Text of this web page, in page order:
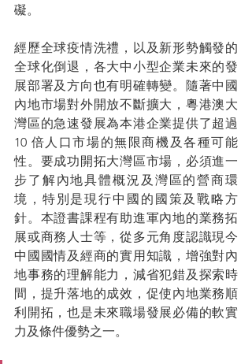
礙。
經歷全球疫情洗禮，以及新形勢觸發的
全球化倒退，各大中小型企業未來的發
展部署及方向也有明確轉變。隨著中國
內地市場對外開放不斷擴大，粵港澳大
灣區的急速發展為本港企業提供了超過
10 倍人口市場的無限商機及各種可能
性。要成功開拓大灣區市場，必須進一
步了解內地具體概況及灣區的營商環
境，特別是現行中國的國策及戰略方
針。本證書課程有助進軍內地的業務拓
展或商務人士等，從多元角度認識現今
中國國情及經商的實用知識，增強對內
地事務的理解能力，減省犯錯及探索時
間，提升落地的成效，促使內地業務順
利開拓，也是未來職場發展必備的軟實
力及條件優勢之一。